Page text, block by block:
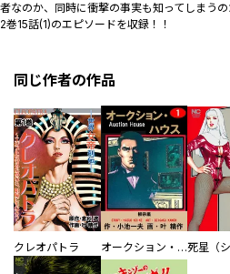
者なのか、同時に衝撃の事実も知ってしまうの
2巻15話(1)のエピソードを収録！！
同じ作者の作品
クレオパトラ オークション・ハウス